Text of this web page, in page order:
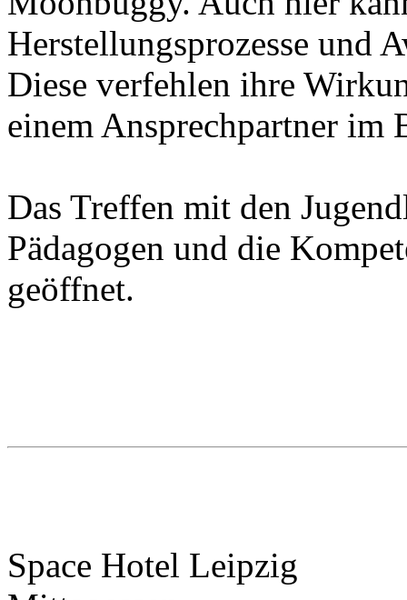
Herstellungsprozesse und
Diese verfehlen ihre
einem Ansprechpartner im
Das Treffen mit den
Pädagogen und die
geöffnet.
Space Hotel Leipzig